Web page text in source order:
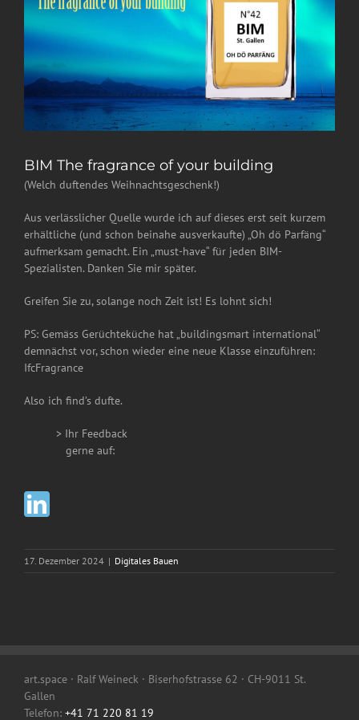
BIM The fragrance of your building
(Welch duftendes Weihnachtsgeschenk!)
Aus verlässlicher Quelle wurde ich auf dieses erst seit kurzem
erhältliche (und schon beinahe ausverkaufte) „Oh dö Parfäng“
aufmerksam gemacht. Ein „must-have“ für jeden BIM-
Spezialisten. Danken Sie mir später.
Greifen Sie zu, solange noch Zeit ist! Es lohnt sich!
PS: Gemäss Gerüchteküche hat „buildingsmart international“
demnächst vor, schon wieder eine neue Klasse einzuführen:
IfcFragrance
Also ich find’s dufte.
> Ihr Feedback
gerne auf:
17. Dezember 2024 | Digitales Bauen
art.space · Ralf Weineck · Biserhofstrasse 62 · CH-9011 St.
Gallen
Telefon: +41 71 220 81 19